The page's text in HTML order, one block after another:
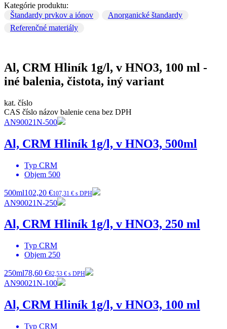
Kategórie produktu:
Štandardy prvkov a iónov
Anorganické štandardy
Referenčné materiály
Al, CRM Hliník 1g/l, v HNO3, 100 ml -
iné balenia, čistota, iný variant
kat. číslo
CAS číslo názov balenie cena bez DPH
AN90021N-500
Al, CRM Hliník 1g/l, v HNO3, 500ml
Typ CRM
Objem 500
500ml102,20 €107,31 € s DPH
AN90021N-250
Al, CRM Hliník 1g/l, v HNO3, 250 ml
Typ CRM
Objem 250
250ml78,60 €82,53 € s DPH
AN90021N-100
Al, CRM Hliník 1g/l, v HNO3, 100 ml
Typ CRM